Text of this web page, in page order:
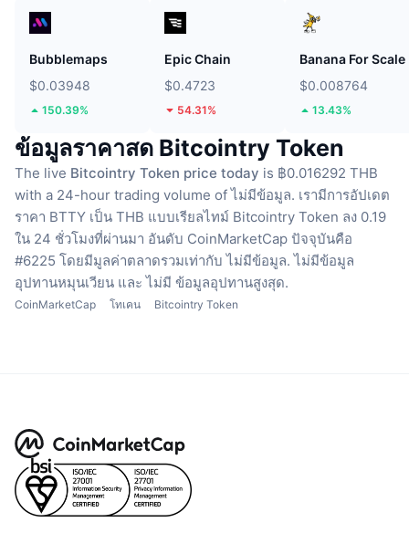
Bubblemaps
$0.03948
150.39%
Epic Chain
$0.4723
54.31%
Banana For Scale
$0.008764
13.43%
ข้อมูลราคาสด Bitcointry Token
The live Bitcointry Token price today is ฿0.016292 THB
with a 24-hour trading volume of ไม่มีข้อมูล. เรามีการอัปเดต
ราคา BTTY เป็น THB แบบเรียลไทม์ Bitcointry Token ลง 0.19
ใน 24 ชั่วโมงที่ผ่านมา อันดับ CoinMarketCap ปัจจุบันคือ
#6225 โดยมีมูลค่าตลาดรวมเท่ากับ ไม่มีข้อมูล. ไม่มีข้อมูล
อุปทานหมุนเวียน และ ไม่มี ข้อมูลอุปทานสูงสุด.
CoinMarketCap โทเคน Bitcointry Token